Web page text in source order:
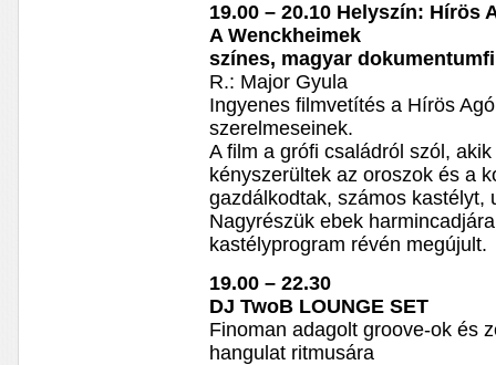
19.00 – 20.10 Helyszín: Hírös
A Wenckheimek
színes, magyar
R.: Major Gyula
Ingyenes filmvetítés a Hírös
szerelmeseinek.
A film a grófi családról szól,
kényszerültek az oroszok és a
gazdálkodtak, számos kastélyt,
Nagyrészük ebek
kastélyprogram révén megújult.
19.00 – 22.30
DJ TwoB LOUNGE SET
Finoman adagolt groove-ok és
hangulat ritmusára